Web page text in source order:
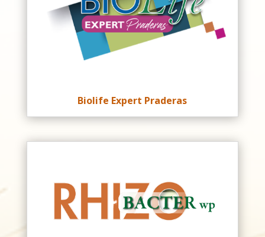
Biolife Expert Praderas